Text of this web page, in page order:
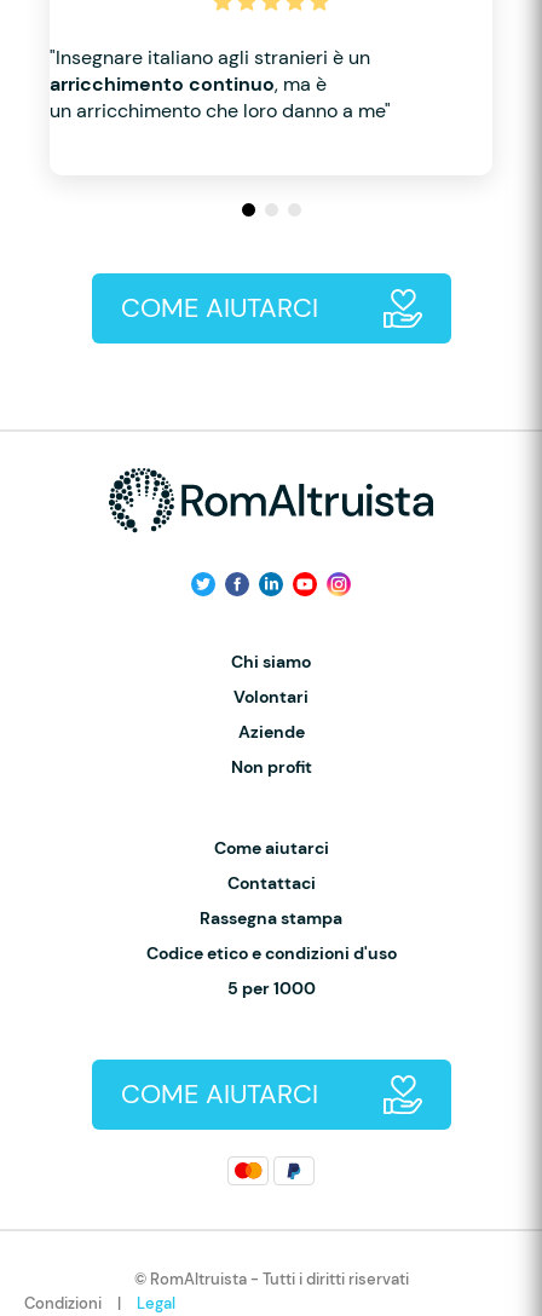
"Insegnare italiano agli stranieri è un
arricchimento continuo, ma è
un arricchimento che loro danno a me"
COME AIUTARCI
Chi siamo
Volontari
Aziende
Non profit
Come aiutarci
Contattaci
Rassegna stampa
Codice etico e condizioni d'uso
5 per 1000
COME AIUTARCI
© RomAltruista - Tutti i diritti riservati
Condizioni
| Legal